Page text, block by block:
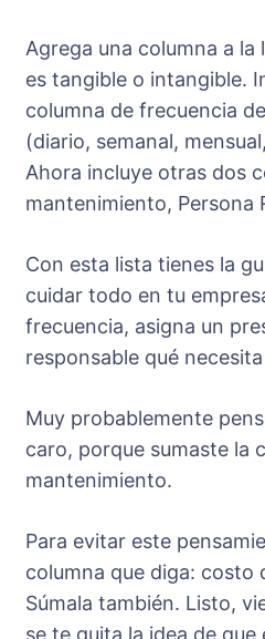
Agrega una columna a
es tangible o intangible.
columna de frecuencia
(diario, semanal,
Ahora incluye otras dos
mantenimiento, Persona
Con esta lista tienes la
cuidar todo en tu
frecuencia, asigna un
responsable qué
Muy probablemente
caro, porque sumaste la
mantenimiento.
Para evitar este
columna que diga: costo
Súmala también. Listo,
se te quita la idea de